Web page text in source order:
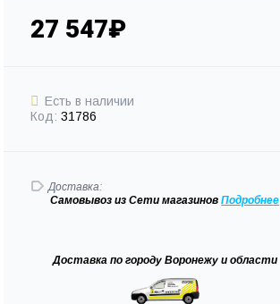
27 547₽
Есть в наличии
Код: 31786
Доставка:
Самовывозиз Сети магазиновПодробнее
Доставкапо городу Воронежу и области